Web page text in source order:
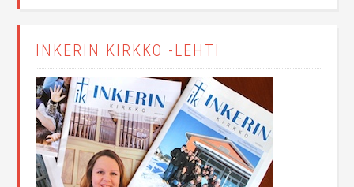
INKERIN KIRKKO -LEHTI